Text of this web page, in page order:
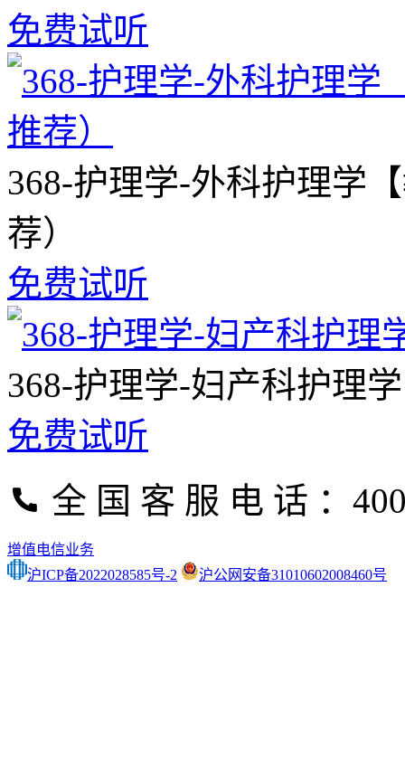
免费试听
368-护理学-外科护理学
荐）
免费试听
368-护理学-妇产科护理
免费试听
全 国 客 服 电 话 ：
增值电信业务
沪ICP备2022028585号-2
沪公网安备31010602008460号